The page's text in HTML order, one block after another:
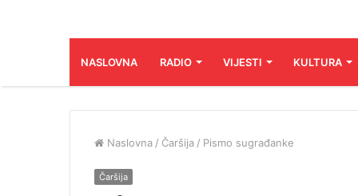
NASLOVNA RADIO VIJESTI KULTURA
Naslovna / Čaršija / Pismo sugrađanke
Čaršija